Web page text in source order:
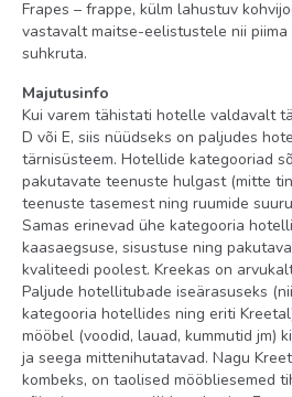
massaaž tasuline
jõusaal tasuline
veesport tasuline (rannas)
õhtune show tasuta
solaarium tasuline
Frapes – frappe, külm lahustuv
vastavalt maitse-eelistustele nii piima
suhkruta.
Majutusinfo
Kui varem tähistati hotelle valdavalt
D või E, siis nüüdseks on paljudes
tärnisüsteem. Hotellide kategooriad
pakutavate teenuste hulgast (mitte
teenuste tasemest ning ruumide
Samas erinevad ühe kategooria
kaasaegsuse, sisustuse ning
kvaliteedi poolest. Kreekas on
Paljude hotellitubade iseärasuseks
kategooria hotellides ning eriti
mööbel (voodid, lauad, kummutid jm)
ja seega mittenihutatavad. Nagu
kombeks, on taolised mööbliesemed